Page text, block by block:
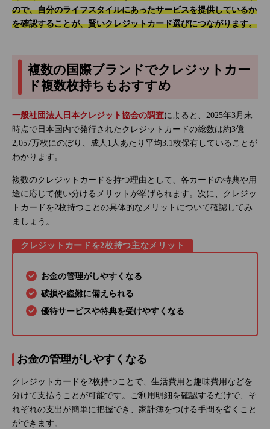
ので、自分のライフスタイルにあったサービスを提供しているか
を確認することが、賢いクレジットカード選びにつながります。
複数の国際ブランドでクレジットカー
ド複数枚持ちもおすすめ
一般社団法人日本クレジット協会の調査によると、2025年3月末
時点で日本国内で発行されたクレジットカードの総数は約3億
2,057万枚にのぼり、成人1人あたり平均3.1枚保有していることが
わかります。
複数のクレジットカードを持つ理由として、各カードの特典や用
途に応じて使い分けるメリットが挙げられます。次に、クレジッ
トカードを2枚持つことの具体的なメリットについて確認してみ
ましょう。
クレジットカードを2枚持つ主なメリット
お金の管理がしやすくなる
破損や盗難に備えられる
優待サービスや特典を受けやすくなる
お金の管理がしやすくなる
クレジットカードを2枚持つことで、生活費用と趣味費用などを
分けて支払うことが可能です。ご利用明細を確認するだけで、そ
れぞれの支出が簡単に把握でき、家計簿をつける手間を省くこと
ができます。